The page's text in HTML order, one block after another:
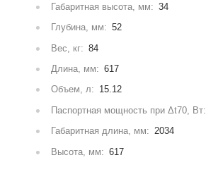
Габаритная высота, мм: 34
Глубина, мм: 52
Вес, кг: 84
Длина, мм: 617
Объем, л: 15.12
Паспортная мощность при Δt70, Вт:
Габаритная длина, мм: 2034
Высота, мм: 617